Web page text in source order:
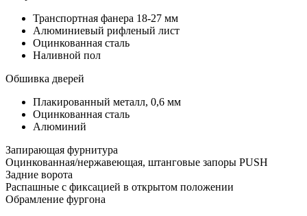
Транспортная фанера 18-27 мм
Алюминиевый рифленый лист
Оцинкованная сталь
Наливной пол
Обшивка дверей
Плакированный металл, 0,6 мм
Оцинкованная сталь
Алюминий
Запирающая фурнитура
Оцинкованная/нержавеющая, штанговые запоры PUSH
Задние ворота
Распашные с фиксацией в открытом положении
Обрамление фургона